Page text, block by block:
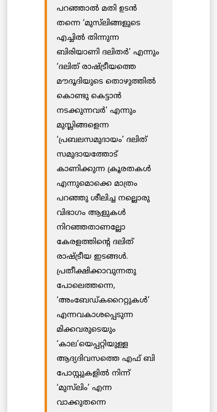
പറഞ്ഞാൽ മതി ഉടൻ
തന്നെ ‘മുസ്‌ലിങ്ങളുടെ
എച്ചിൽ തിന്നുന്ന
ബിരിയാണി ദലിതർ’ എന്നും
‘ദലിത് രാഷ്ട്രീയത്തെ
മൗദൂദിയുടെ തൊഴുത്തിൽ
കൊണ്ടു കെട്ടാൻ
നടക്കുന്നവർ’ എന്നും
മുസ്ലിങ്ങളെന്ന
‘പ്രബലസമുദായം’ ദലിത്
സമുദായത്തോട്
കാണിക്കുന്ന ക്രൂരതകൾ
എന്നുമൊക്കെ മാത്രം
പറഞ്ഞു ശീലിച്ച നല്ലൊരു
വിഭാഗം ആളുകൾ
നിറഞ്ഞതാണല്ലോ
കേരളത്തിന്റെ ദലിത്
രാഷ്ട്രീയ ഇടങ്ങൾ.
പ്രതീക്ഷിക്കാവുന്നതു
പോലെത്തന്നെ,
‘അംബേഡ്കറൈറ്റുകൾ’
എന്നവകാശപ്പെടുന്ന
മിക്കവരുടെയും
‘കാല’യെപ്പറ്റിയുള്ള
ആദ്യദിവസത്തെ എഫ് ബി
പോസ്റ്റുകളിൽ നിന്ന്
‘മുസ്‌ലിം’ എന്ന
വാക്കുതന്നെ